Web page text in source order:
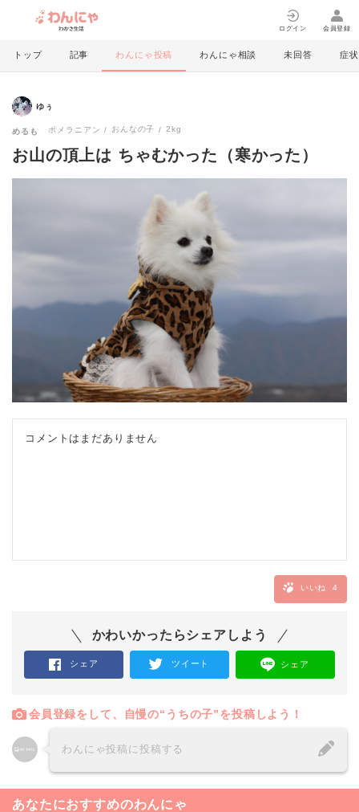
ログイン 会員登録
トップ 記事 わんにゃ投稿 わんにゃ相談 未回答 症状
ゆぅ
めるも ポメラニアン おんなの子 2kg
お山の頂上は ちゃむかった（寒かった）
コメントはまだありません
いいね 4
かわいかったらシェアしよう
シェア ツイート シェア
会員登録をして、自慢の“うちの子”を投稿しよう！
わんにゃ投稿に投稿する
あなたにおすすめのわんにゃ